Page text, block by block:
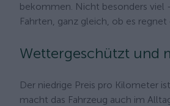
bekommen. Nicht besonders viel
Fahrten, ganz gleich, ob es
Wettergeschützt und
Der niedrige Preis pro Kilometer
macht das Fahrzeug auch im